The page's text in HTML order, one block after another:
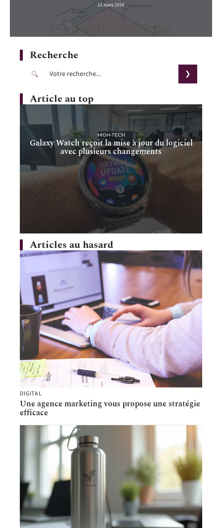
11 mars 2026
Recherche
Article au top
HIGH-TECH
Galaxy Watch reçoit la mise à jour du logiciel
avec plusieurs changements
Articles au hasard
DIGITAL
Une agence marketing vous propose une stratégie
efficace